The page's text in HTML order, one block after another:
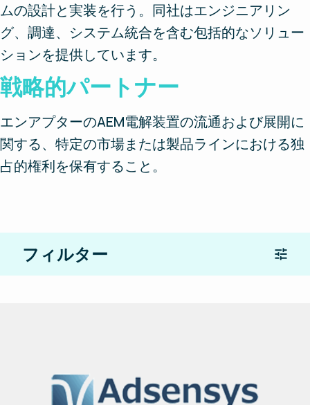
ムの設計と実装を行う。同社はエンジニアリン
グ、調達、システム統合を含む包括的なソリュー
ションを提供しています。
戦略的パートナー
エンアプターのAEM電解装置の流通および展開に
関する、特定の市場または製品ラインにおける独
占的権利を保有すること。
フィルター
Location